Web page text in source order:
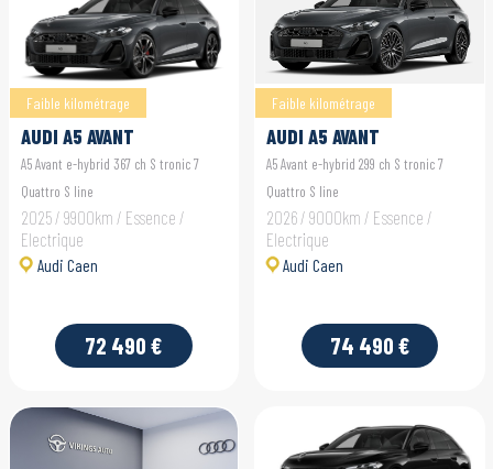
Faible kilométrage
AUDI A5 AVANT
A5 Avant e-hybrid 367 ch S tronic 7
Quattro S line
2025 / 9900km / Essence /
Electrique
Audi Caen
72 490 €
Faible kilométrage
AUDI A5 AVANT
A5 Avant e-hybrid 299 ch S tronic 7
Quattro S line
2026 / 9000km / Essence /
Electrique
Audi Caen
74 490 €